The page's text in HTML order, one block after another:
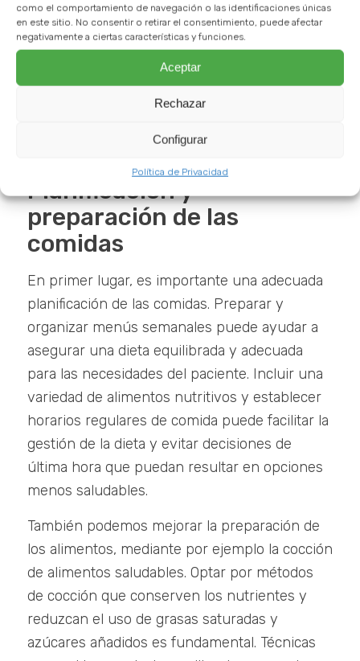
como el comportamiento de navegación o las identificaciones únicas
en este sitio. No consentir o retirar el consentimiento, puede afectar
negativamente a ciertas características y funciones.
Aceptar
Rechazar
Configurar
Política de Privacidad
Adaptar la nutrición a las necesidades y
circunstancias de cada persona es vital, como
estamos viendo. Sin embargo, no significa que
sea una tarea sencilla. A menudo podemos
sentir que no sabemos por dónde empezar.
Planificación y
preparación de las
comidas
En primer lugar, es importante una adecuada
planificación de las comidas. Preparar y
organizar menús semanales puede ayudar a
asegurar una dieta equilibrada y adecuada
para las necesidades del paciente. Incluir una
variedad de alimentos nutritivos y establecer
horarios regulares de comida puede facilitar la
gestión de la dieta y evitar decisiones de
última hora que puedan resultar en opciones
menos saludables.
También podemos mejorar la preparación de
los alimentos, mediante por ejemplo la cocción
de alimentos saludables. Optar por métodos
de cocción que conserven los nutrientes y
reduzcan el uso de grasas saturadas y
azúcares añadidos es fundamental. Técnicas